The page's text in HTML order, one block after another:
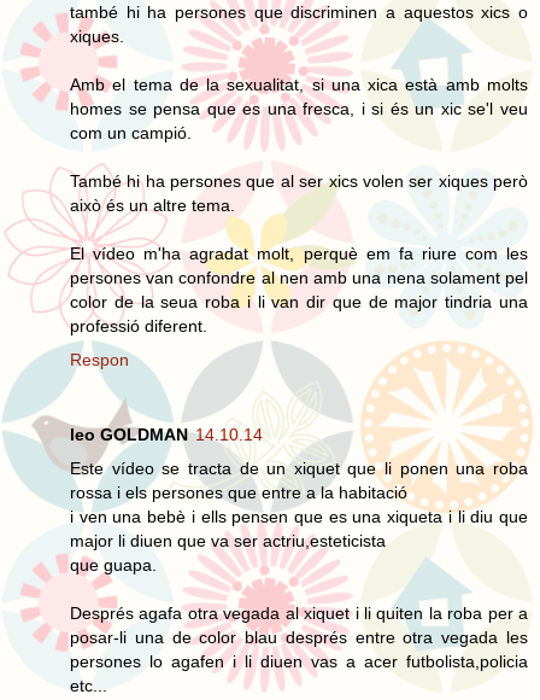
també hi ha persones que discriminen a aquestos xics o
xiques.
Amb el tema de la sexualitat, si una xica està amb molts
homes se pensa que es una fresca, i si és un xic se'l veu
com un campió.
També hi ha persones que al ser xics volen ser xiques però
això és un altre tema.
El vídeo m'ha agradat molt, perquè em fa riure com les
persones van confondre al nen amb una nena solament pel
color de la seua roba i li van dir que de major tindria una
professió diferent.
Respon
leo GOLDMAN 14.10.14
Este vídeo se tracta de un xiquet que li ponen una roba
rossa i els persones que entre a la habitació
i ven una bebè i ells pensen que es una xiqueta i li diu que
major li diuen que va ser actriu,esteticista
que guapa.
Després agafa otra vegada al xiquet i li quiten la roba per a
posar-li una de color blau després entre otra vegada les
persones lo agafen i li diuen vas a acer futbolista,policia
etc...